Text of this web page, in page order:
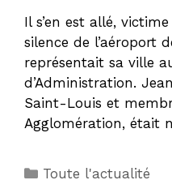
Il s’en est allé,
silence de l’aéroport
représentait sa ville
d’Administration.
Saint-Louis et
Agglomération, était
Catégories
Toute l'actualité